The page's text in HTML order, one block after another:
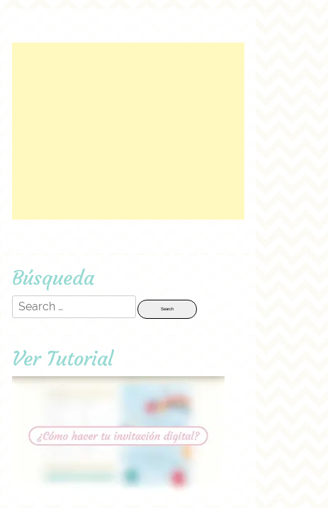
Búsqueda
Search
for:
Ver Tutorial